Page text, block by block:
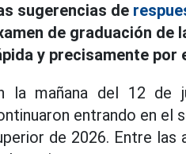
sugerencias de
de graduación de
y precisamente por
la mañana del 12 de
entrando en el
de 2026. Entre las